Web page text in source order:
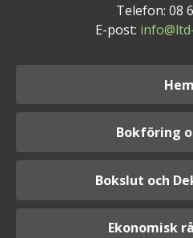
Telefon: 08
E-post:
Hem
Bokföring
Bokslut och
Ekonomisk